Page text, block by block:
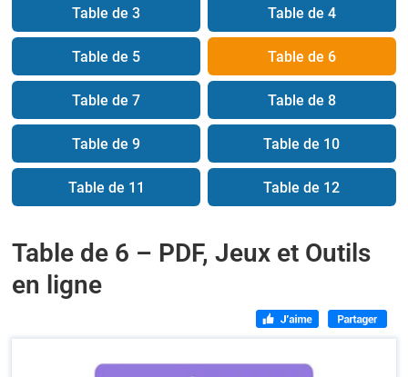
Table de 3 Table de 4
Table de 5 Table de 6
Table de 7 Table de 8
Table de 9 Table de 10
Table de 11 Table de 12
Table de 6 – PDF, Jeux et Outils
en ligne